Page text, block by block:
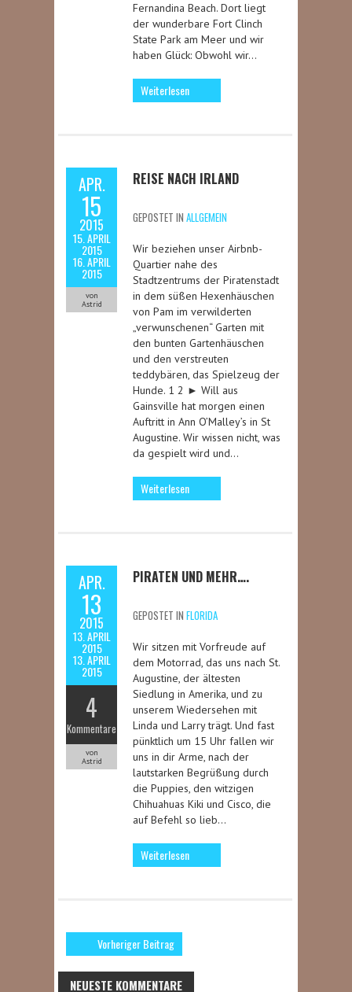
Fernandina Beach. Dort liegt
der wunderbare Fort Clinch
State Park am Meer und wir
haben Glück: Obwohl wir…
Weiterlesen
APR.
15
2015
15. APRIL
2015
16. APRIL
2015
von
Astrid
REISE NACH IRLAND
GEPOSTET IN ALLGEMEIN
Wir beziehen unser Airbnb-
Quartier nahe des
Stadtzentrums der Piratenstadt
in dem süßen Hexenhäuschen
von Pam im verwilderten
„verwunschenen“ Garten mit
den bunten Gartenhäuschen
und den verstreuten
teddybären, das Spielzeug der
Hunde. 1 2 ► Will aus
Gainsville hat morgen einen
Auftritt in Ann O’Malley’s in St
Augustine. Wir wissen nicht, was
da gespielt wird und…
Weiterlesen
APR.
13
2015
13. APRIL
2015
13. APRIL
2015
4
Kommentare
von
Astrid
PIRATEN UND MEHR….
GEPOSTET IN FLORIDA
Wir sitzen mit Vorfreude auf
dem Motorrad, das uns nach St.
Augustine, der ältesten
Siedlung in Amerika, und zu
unserem Wiedersehen mit
Linda und Larry trägt. Und fast
pünktlich um 15 Uhr fallen wir
uns in dir Arme, nach der
lautstarken Begrüßung durch
die Puppies, den witzigen
Chihuahuas Kiki und Cisco, die
auf Befehl so lieb…
Weiterlesen
Vorheriger Beitrag
NEUESTE KOMMENTARE